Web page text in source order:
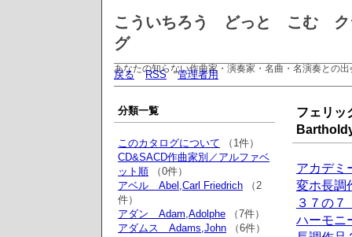
こういちろう どっと こむ ク
グ
あなたの知らない作曲家・演奏家・名曲・名演奏との出
戻る RSS 管理者用
フェリ
アカデミ
変ホ長調
３７の７
ハーモニ
分類一覧
このカタログについて （1件）
CD&SACD作曲家別／アルファベ
ット順 （0件）
アベル Abel,Carl Friedrich （2
件）
アダン Adam,Adolphe （7件）
アダムス Adams,John （6件）